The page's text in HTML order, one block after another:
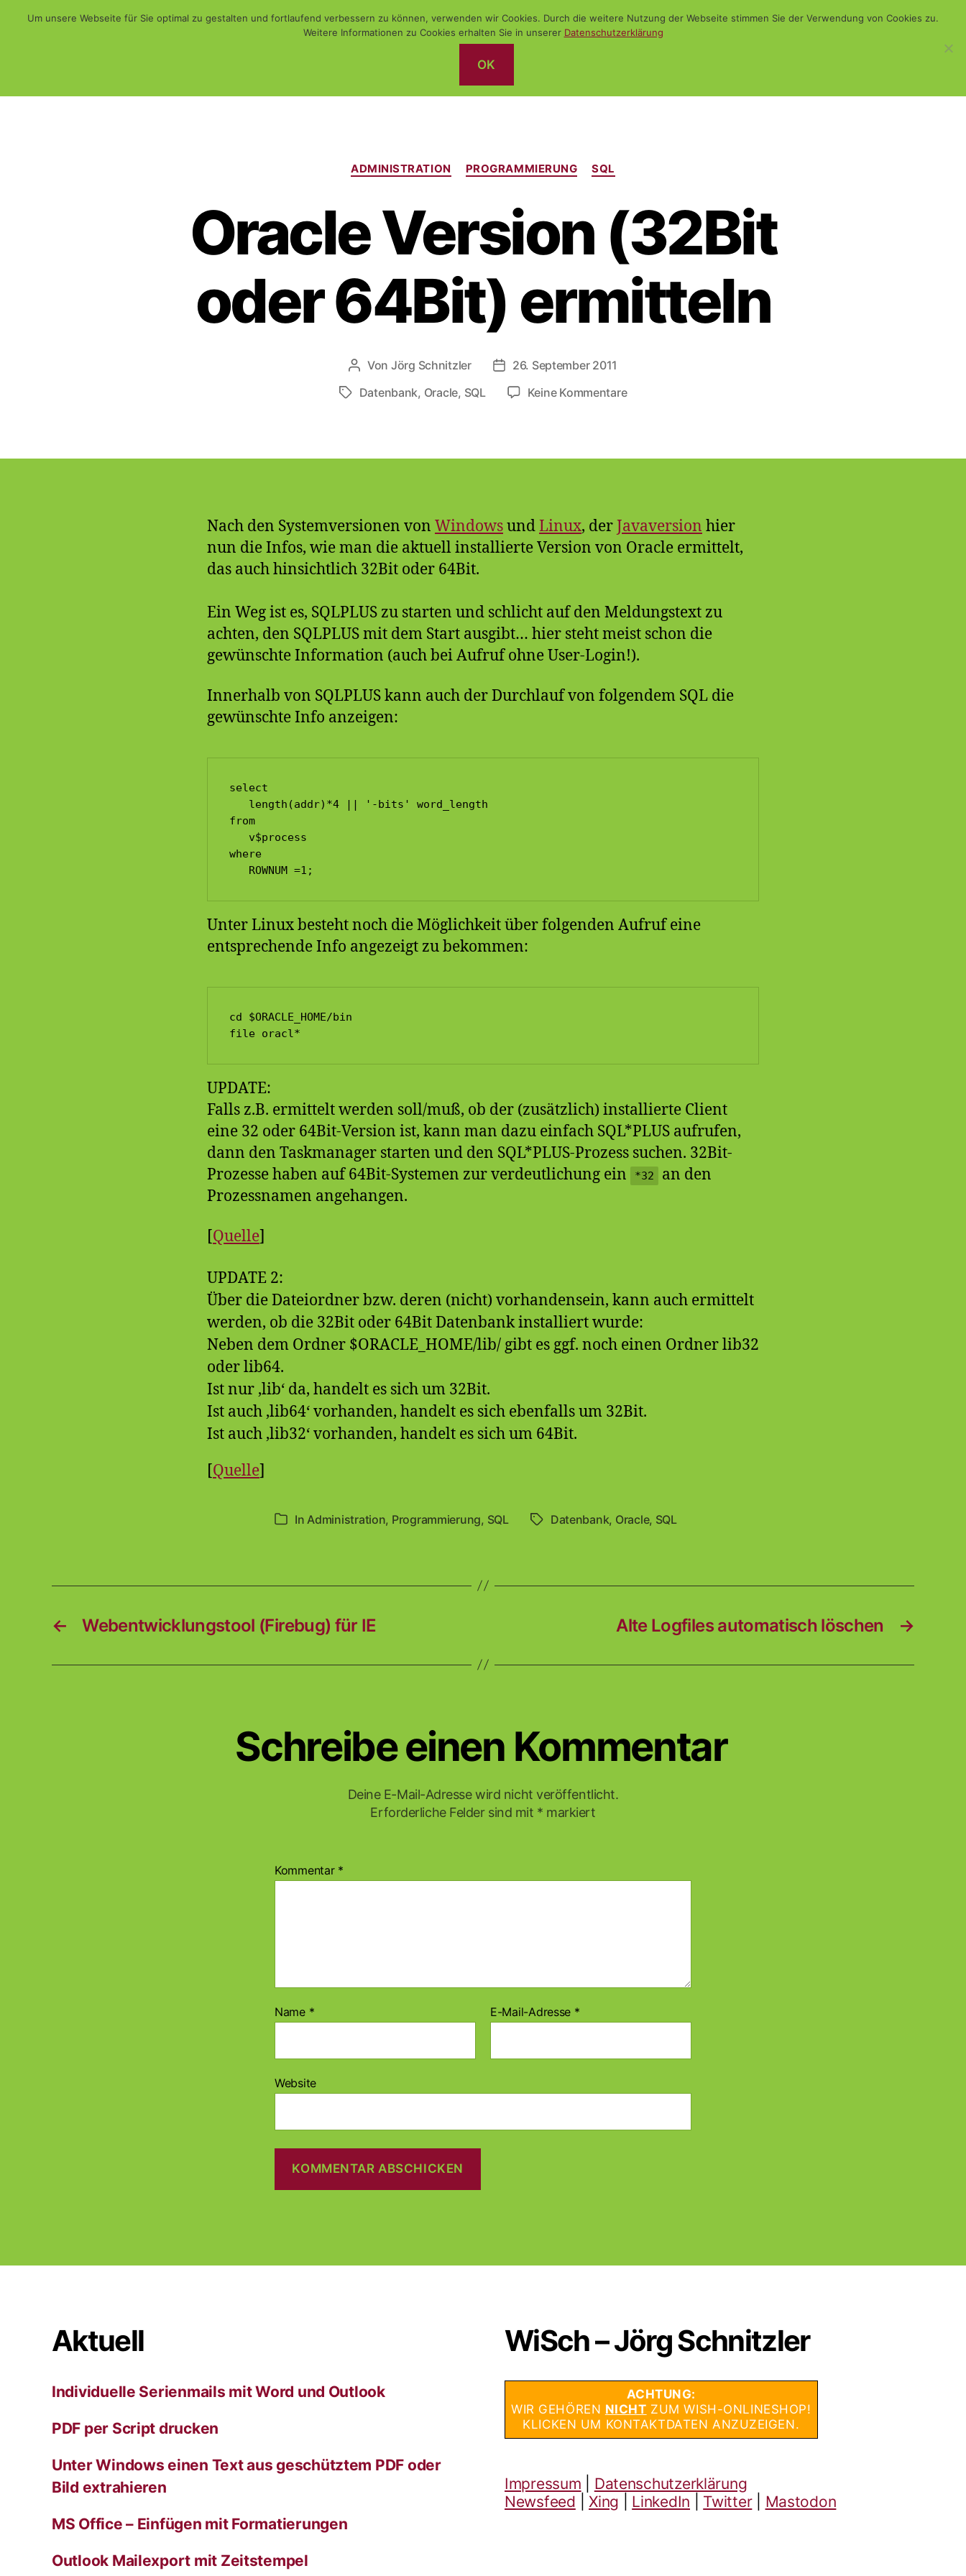
Kategorien
ADMINISTRATION PROGRAMMIERUNG SQL
Oracle Version (32Bit
oder 64Bit) ermitteln
Beitragsautor
Von Jörg Schnitzler Veröffentlichungsdatum
26. September 2011
Schlagwörter
Datenbank, Oracle, SQL Keine Kommentarezu
oder
Nach den Systemversionen von WindowsundLinux, derJavaversion hier
nun die Infos, wie man die aktuell installierte Version von Oracle ermittelt,
das auch hinsichtlich 32Bit oder 64Bit.
Ein Weg ist es, SQLPLUS zu starten und schlicht auf den Meldungstext zu
achten, den SQLPLUS mit dem Start ausgibt… hier steht meist schon die
gewünschte Information (auch bei Aufruf ohne User-Login!).
Innerhalb von SQLPLUS kann auch der Durchlauf von folgendem SQL die
gewünschte Info anzeigen:
select
   length(addr)*4 || '-bits' word_length
from
   v$process
where
Unter Linux besteht noch die Möglichkeit über folgenden Aufruf eine
entsprechende Info angezeigt zu bekommen:
cd $ORACLE_HOME/bin
file oracl*
UPDATE:
Falls z.B. ermittelt werden soll/muß, ob der (zusätzlich) installierte Client
eine 32 oder 64Bit-Version ist, kann man dazu einfach SQL*PLUS aufrufen,
dann den Taskmanager starten und den SQL*PLUS-Prozess suchen. 32Bit-
Prozesse haben auf 64Bit-Systemen zur verdeutlichung ein
*32
an den
Prozessnamen angehangen.
[Quelle]
UPDATE 2:
Über die Dateiordner bzw. deren (nicht) vorhandensein, kann auch ermittelt
werden, ob die 32Bit oder 64Bit Datenbank installiert wurde:
Neben dem Ordner $ORACLE_HOME/lib/ gibt es ggf. noch einen Ordner lib32
oder lib64.
Ist nur ‚lib‘ da, handelt es sich um 32Bit.
Ist auch ‚lib64‘ vorhanden, handelt es sich ebenfalls um 32Bit.
Ist auch ‚lib32‘ vorhanden, handelt es sich um 64Bit.
[Quelle]
Kategorien
In Administration, Programmierung, SQL Schlagwörter
Datenbank, Oracle, SQL
← Webentwicklungstool (Firebug) für IE →
Alte Logfiles automatisch löschen
Schreibe einen Kommentar
Deine E-Mail-Adresse wird nicht veröffentlicht.
Erforderliche Felder sind mit * markiert
Kommentar *
Name * E-Mail-Adresse *
Website
Aktuell
Individuelle Serienmails mit Word und Outlook
PDF per Script drucken
Unter Windows einen Text aus geschütztem PDF oder
Bild extrahieren
MS Office – Einfügen mit Formatierungen
Outlook Mailexport mit Zeitstempel
WiSch – Jörg Schnitzler
ACHTUNG:
WIR GEHÖREN NICHT ZUM WISH-ONLINESHOP!
KLICKEN UM KONTAKTDATEN ANZUZEIGEN.
Impressum
Datenschutzerklärung
Newsfeed |Xing LinkedIn Twitter Mastodon
Um unsere Webseite für Sie optimal zu gestalten und fortlaufend verbessern zu können, verwenden wir Cookies. Durch die weitere Nutzung der Webseite stimmen Sie der Verwendung von Cookies zu.
Weitere Informationen zu Cookies erhalten Sie in unserer Datenschutzerklärung
OK